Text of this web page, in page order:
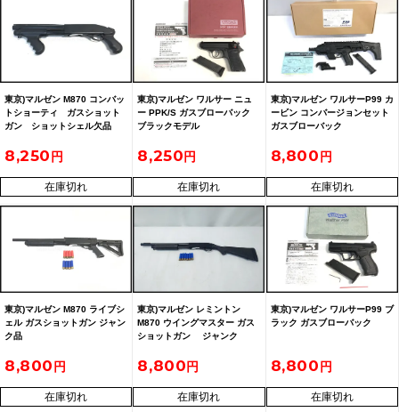
東京)マルゼン M870 コンバッ
トショーティ ガスショット
ガン ショットシェル欠品
8,250
在庫切れ
東京)マルゼン ワルサー ニュ
ー PPK/S ガスブローバック
ブラックモデル
8,250
在庫切れ
東京)マルゼン ワルサーP99 カ
ービン コンバージョンセット
ガスブローバック
8,800
在庫切れ
東京)マルゼン M870 ライブシ
ェル ガスショットガン ジャン
ク品
8,800
在庫切れ
東京)マルゼン レミントン
M870 ウイングマスター ガス
ショットガン ジャンク
8,800
在庫切れ
東京)マルゼン ワルサーP99 ブ
ラック ガスブローバック
8,800
在庫切れ